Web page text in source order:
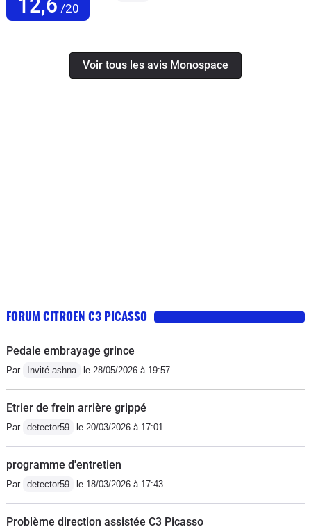
12,6 /20
Voir tous les avis Monospace
FORUM CITROEN C3 PICASSO
Pedale embrayage grince
Par Invité ashna le 28/05/2026 à 19:57
Etrier de frein arrière grippé
Par detector59 le 20/03/2026 à 17:01
programme d'entretien
Par detector59 le 18/03/2026 à 17:43
Problème direction assistée C3 Picasso